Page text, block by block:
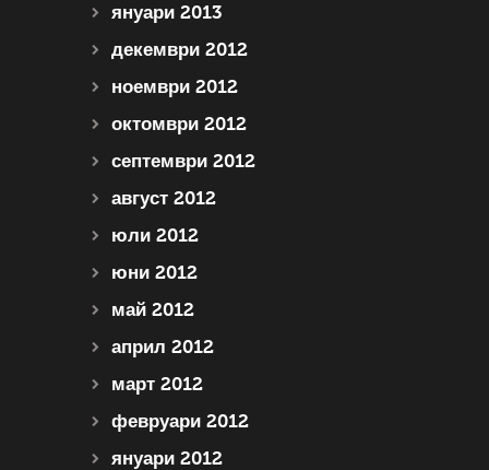
януари 2013
декември 2012
ноември 2012
октомври 2012
септември 2012
август 2012
юли 2012
юни 2012
май 2012
април 2012
март 2012
февруари 2012
януари 2012